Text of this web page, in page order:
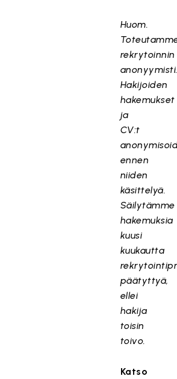
Huom.
rekrytoinnin
anonyymisti.
Hakijoiden
hakemukset
ja
CV:t
ennen
niiden
käsittelyä.
Säilytämme
hakemuksia
kuusi
kuukautta
päätyttyä,
ellei
hakija
toisin
toivo.
Katso